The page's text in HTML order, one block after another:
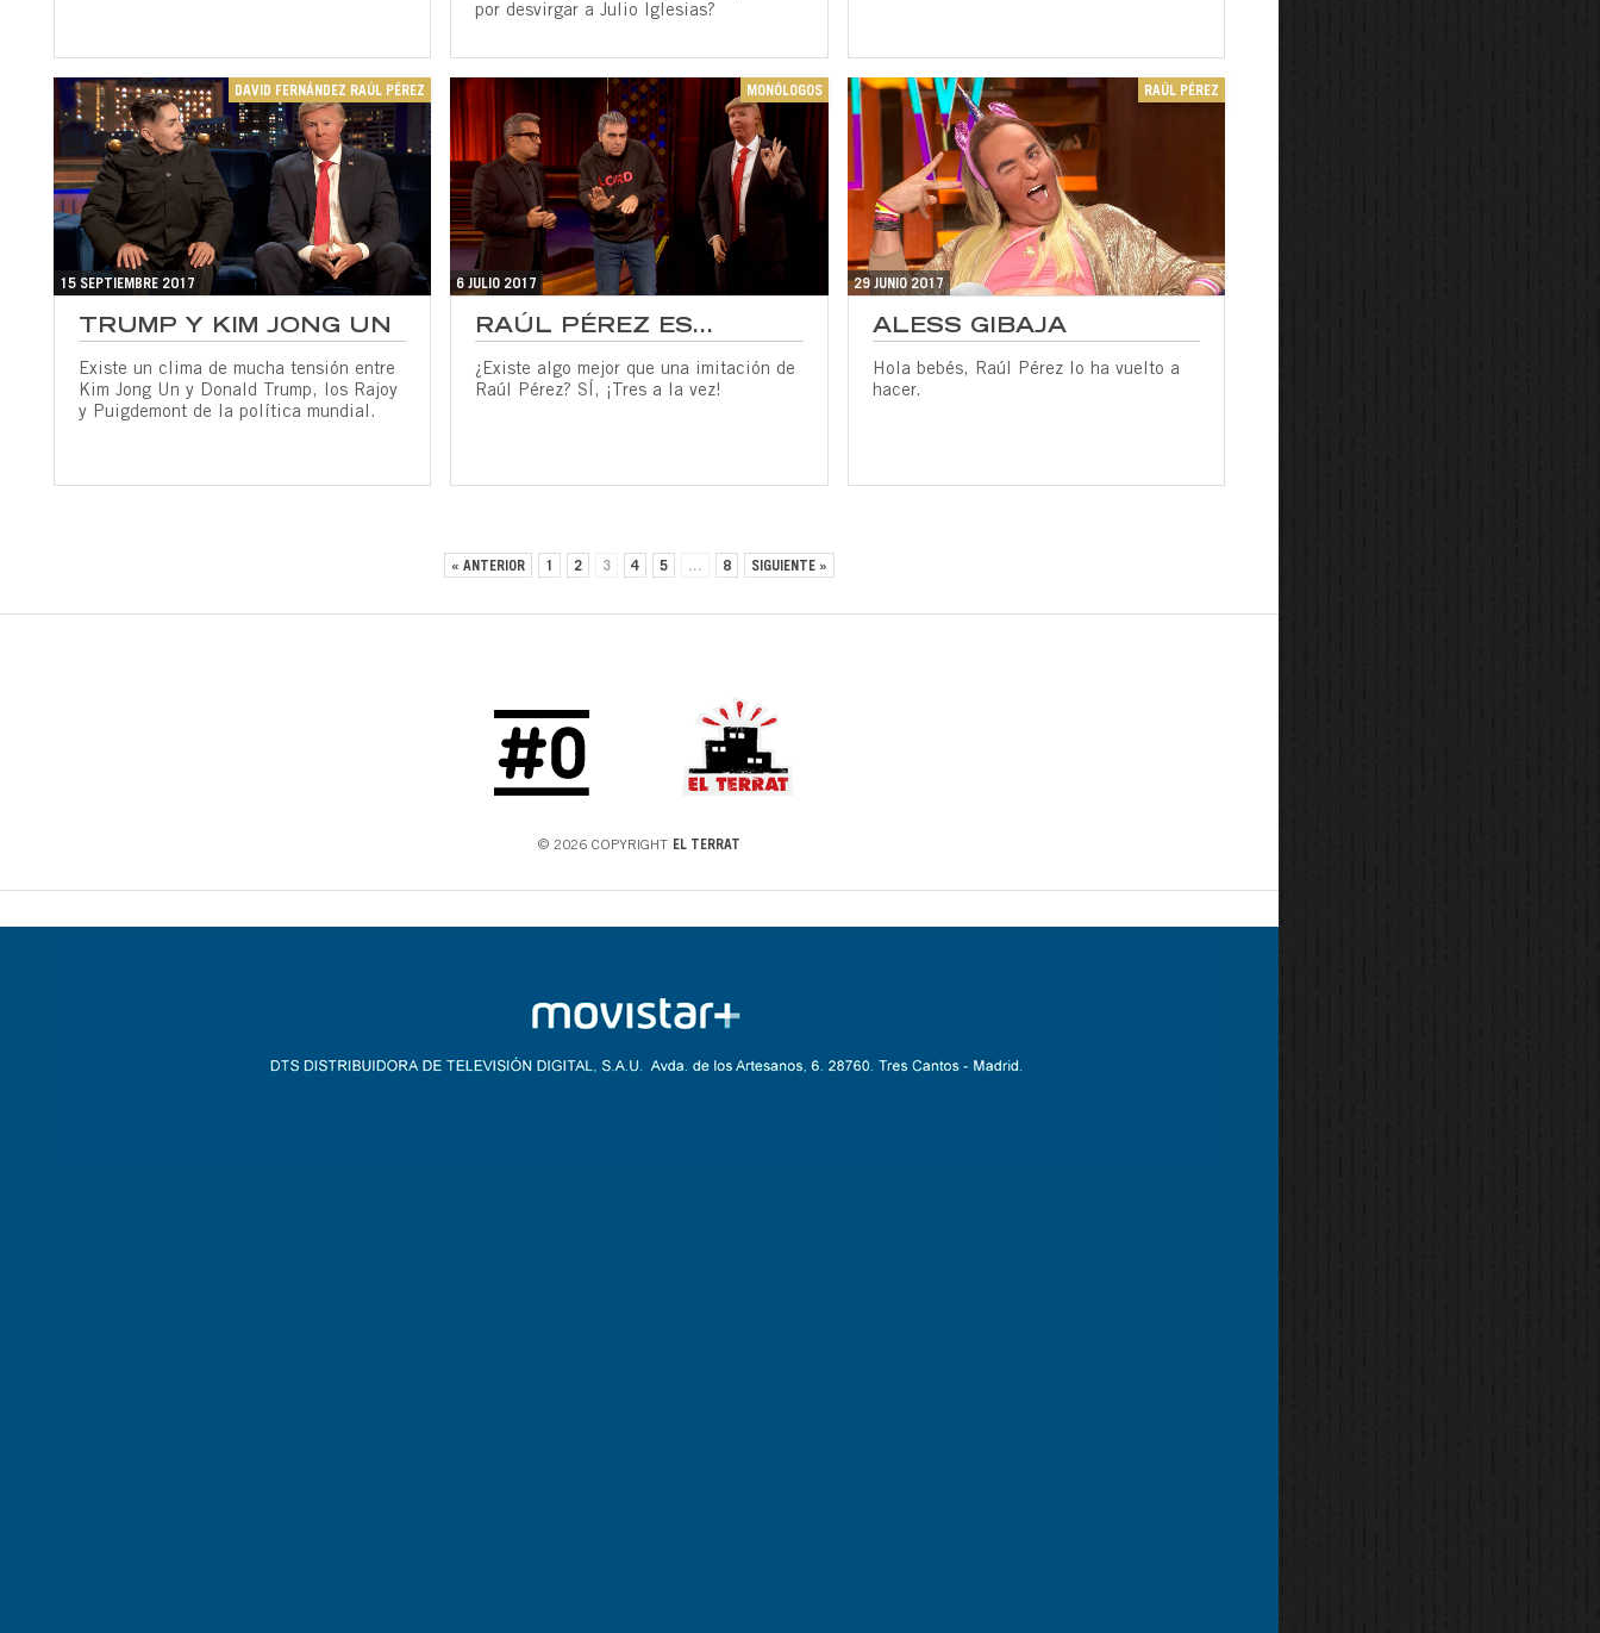
por desvirgar a Julio Iglesias?
15 SEPTIEMBRE 2017
DAVID FERNÁNDEZ RAÚL PÉREZ
TRUMP Y KIM JONG UN
Existe un clima de mucha tensión entre
Kim Jong Un y Donald Trump, los Rajoy
y Puigdemont de la política mundial.
6 JULIO 2017
MONÓLOGOS
RAÚL PÉREZ ES...
¿Existe algo mejor que una imitación de
Raúl Pérez? SÍ, ¡Tres a la vez!
29 JUNIO 2017
RAÚL PÉREZ
ALESS GIBAJA
Hola bebés, Raúl Pérez lo ha vuelto a
hacer.
« ANTERIOR 1 2 3 4 5 … 8 SIGUIENTE »
© 2026 COPYRIGHT EL TERRAT